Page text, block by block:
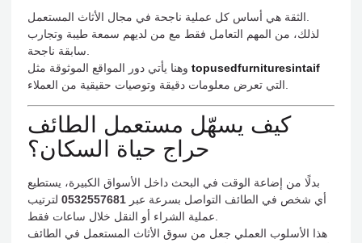
لذلك، من المهم التعامل فقط مع من لديهم سمعة طيبة وتجارب
topusedfurnituresintaif
كيف يسهّل مستعمل الطائف
حراج حياة السكان؟
بدلًا من إضاعة الوقت في البحث داخل الأسواق الكبيرة، يستطيع
أي شخص في الطائف التواصل بسرعة عبر 0532557681 لترتيب
عملية الشراء أو النقل خلال ساعات فقط.
هذا الأسلوب العملي جعل من سوق الأثاث المستعمل في الطائف